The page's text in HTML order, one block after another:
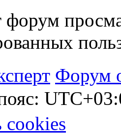
форум
Форум
cookies